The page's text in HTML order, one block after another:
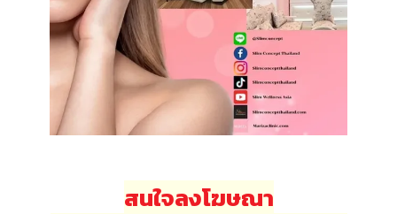
สนใจลงโฆษณา